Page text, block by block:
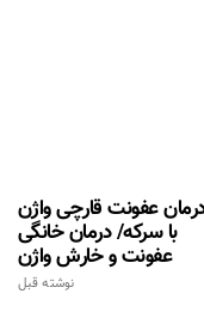
عفونت قارچی واژن
با سرکه/ درمان خانگی
عفونت و خارش واژن
نوشته قبل